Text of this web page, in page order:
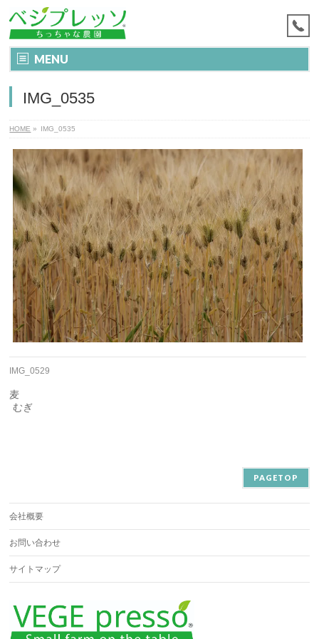
MENU
IMG_0535
HOME » IMG_0535
IMG_0529
麦
むぎ
PAGETOP
会社概要
お問い合わせ
サイトマップ